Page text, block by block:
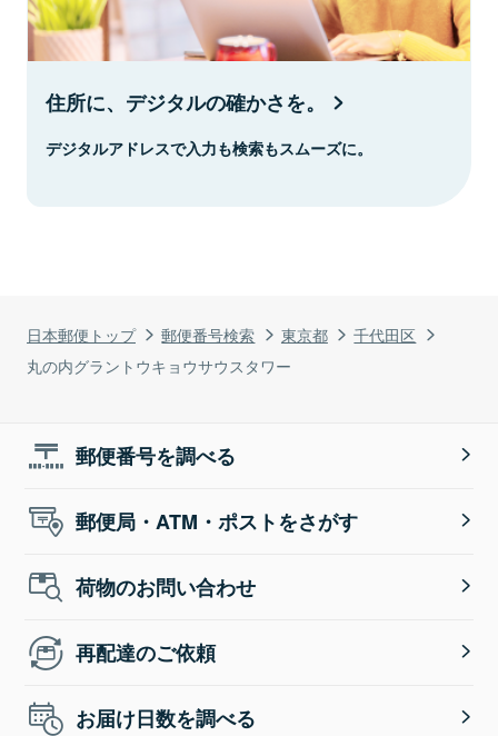
日本郵便トップ 郵便番号検索 東京都
千代田区
丸の内グラントウキョウサウスタワー
住所に、デジタルの確かさを。
デジタルアドレスで入力も検索もスムーズに。
郵便番号を調べる
郵便局・ATM・ポストをさがす
荷物のお問い合わせ
再配達のご依頼
お届け日数を調べる